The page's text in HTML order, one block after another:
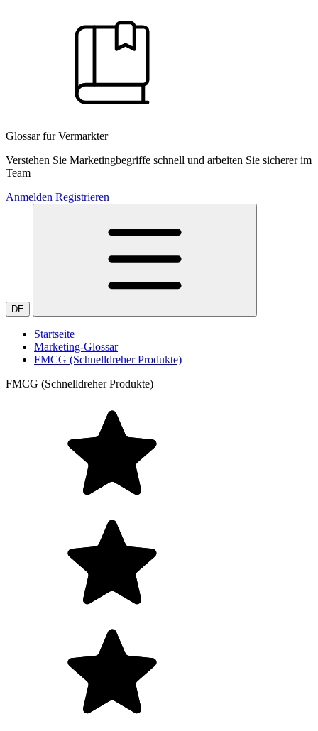
Glossar für Vermarkter
Verstehen Sie Marketingbegriffe schnell und arbeiten Sie sicherer im
Team
Anmelden Registrieren
DE
Startseite
Marketing-Glossar
FMCG (Schnelldreher Produkte)
FMCG (Schnelldreher Produkte)